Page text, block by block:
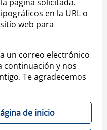
en la URL o
web para
un correo electrónico
continuación y nos
Te agradecemos
de inicio